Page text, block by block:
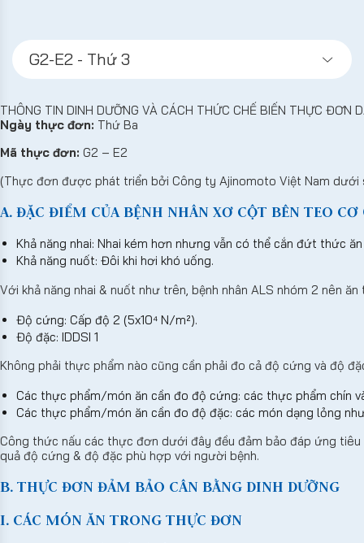
THÔNG TIN DINH DƯỠNG VÀ CÁCH THỨC CHẾ BIẾN THỰC
Ngày thực đơn: Thứ Ba
Mã thực đơn: G2 – E2
(Thực đơn được phát triển bởi Công ty Ajinomoto Việt Nam
A. ĐẶC ĐIỂM CỦA BỆNH NHÂN XƠ CỘT BÊN TEO
Khả năng nhai: Nhai kém hơn nhưng vẫn có thể cắn đứt thức
Khả năng nuốt: Đôi khi hơi khó uống.
Với khả năng nhai & nuốt như trên, bệnh nhân ALS nhóm 2 nên
Độ cứng: Cấp độ 2 (5x10⁴ N/m²).
Độ đặc: IDDSI 1
Không phải thực phẩm nào cũng cần phải đo cả độ cứng và độ
Các thực phẩm/món ăn cần đo độ cứng: các thực phẩm chín
Các thực phẩm/món ăn cần đo độ đặc: các món dạng lỏng
Công thức nấu các thực đơn dưới đây đều đảm bảo đáp ứng
quả độ cứng & độ đặc phù hợp với người bệnh.
B. THỰC ĐƠN ĐẢM BẢO CÂN BẰNG DINH DƯỠNG
I. CÁC MÓN ĂN TRONG THỰC ĐƠN